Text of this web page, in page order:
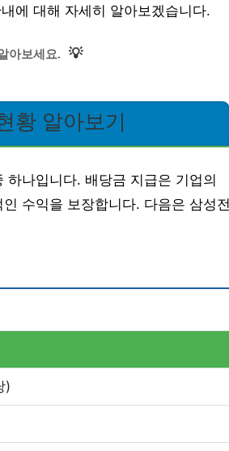
에 대해 자세히 알아보겠습니다.
아보세요. 💡
황 알아보기
나입니다. 배당금 지급은 기업의
수익을 보장합니다. 다음은 삼성전
)